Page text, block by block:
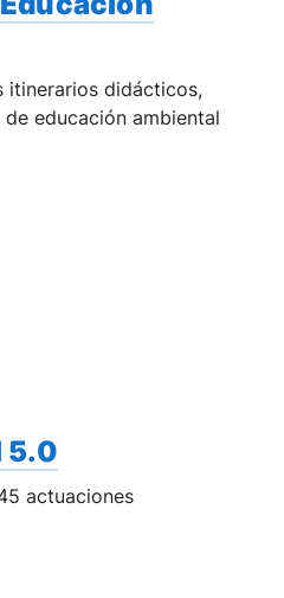
itinerarios didácticos,
educación ambiental
5.0
actuaciones